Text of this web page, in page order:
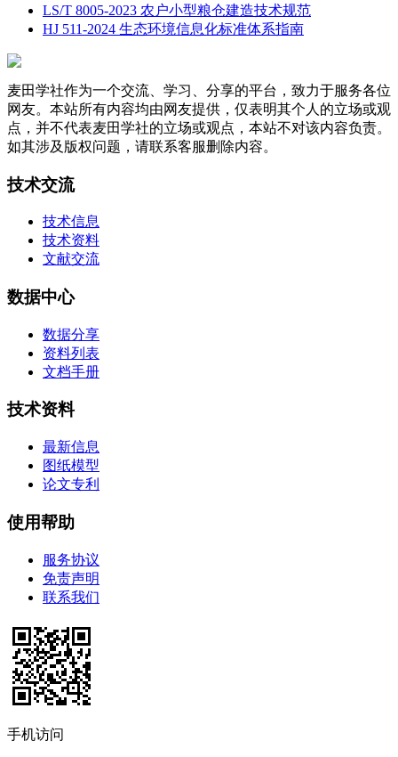
LS/T 8005-2023 农户小型粮仓建造技术规范
HJ 511-2024 生态环境信息化标准体系指南
麦田学社作为一个交流、学习、分享的平台，致力于服务各位
网友。本站所有内容均由网友提供，仅表明其个人的立场或观
点，并不代表麦田学社的立场或观点，本站不对该内容负责。
如其涉及版权问题，请联系客服删除内容。
技术交流
技术信息
技术资料
文献交流
数据中心
数据分享
资料列表
文档手册
技术资料
最新信息
图纸模型
论文专利
使用帮助
服务协议
免责声明
联系我们
手机访问